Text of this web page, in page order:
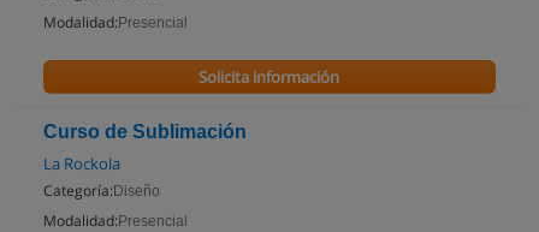
Modalidad: Presencial
Solicita información
Curso de Sublimación
La Rockola
Categoría: Diseño
Modalidad: Presencial